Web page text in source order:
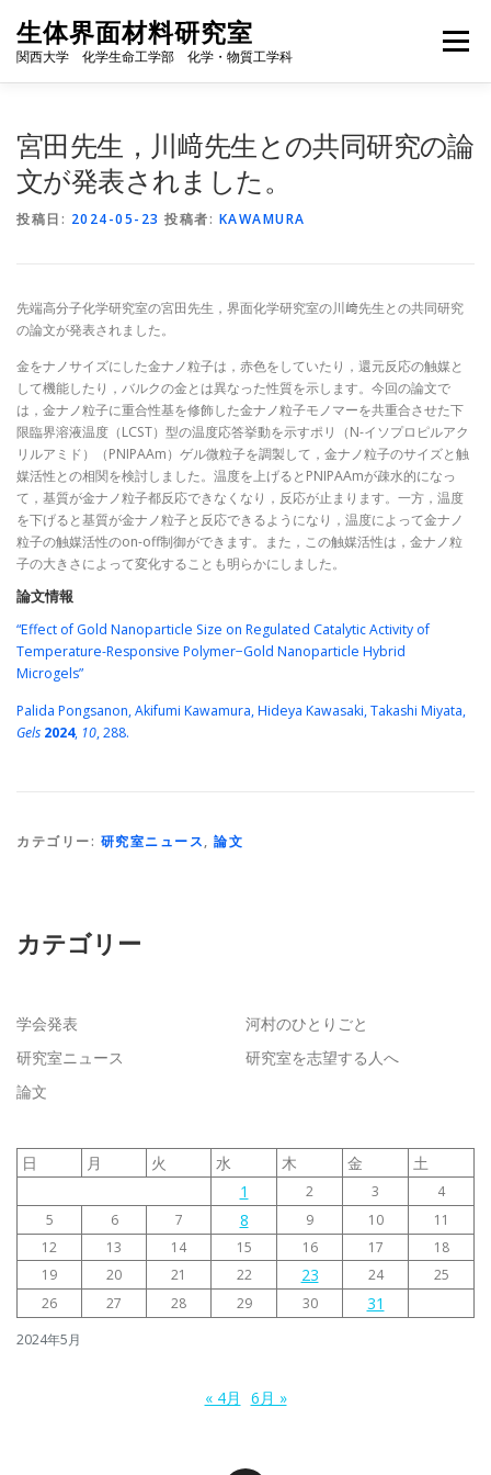
生体界面材料研究室
関西大学 化学生命工学部 化学・物質工学科
メニュー
宮田先生，川﨑先生との共同研究の論
文が発表されました。
投稿日: 2024-05-23 投稿者: KAWAMURA
先端高分子化学研究室の宮田先生，界面化学研究室の川﨑先生との共同研究
の論文が発表されました。
金をナノサイズにした金ナノ粒子は，赤色をしていたり，還元反応の触媒と
して機能したり，バルクの金とは異なった性質を示します。今回の論文で
は，金ナノ粒子に重合性基を修飾した金ナノ粒子モノマーを共重合させた下
限臨界溶液温度（LCST）型の温度応答挙動を示すポリ（N-イソプロピルアク
リルアミド）（PNIPAAm）ゲル微粒子を調製して，金ナノ粒子のサイズと触
媒活性との相関を検討しました。温度を上げるとPNIPAAmが疎水的になっ
て，基質が金ナノ粒子都反応できなくなり，反応が止まります。一方，温度
を下げると基質が金ナノ粒子と反応できるようになり，温度によって金ナノ
粒子の触媒活性のon-off制御ができます。また，この触媒活性は，金ナノ粒
子の大きさによって変化することも明らかにしました。
論文情報
“Effect of Gold Nanoparticle Size on Regulated Catalytic Activity of
Temperature-Responsive Polymer−Gold Nanoparticle Hybrid
Microgels”
Palida Pongsanon, Akifumi Kawamura, Hideya Kawasaki, Takashi Miyata,
Gels 2024, 10, 288.
カテゴリー: 研究室ニュース, 論文
カテゴリー
学会発表
河村のひとりごと
研究室ニュース
研究室を志望する人へ
論文
2024年5月
日 月 火 水 木 金
土
1
2 3
4
5
6 7 8 9 10
11
12
13 14 15 16 17
18
19
20 21 22 23 24
25
26
27 28 29 30 31
« 4月 6月 »